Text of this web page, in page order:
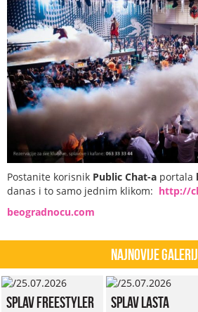
Postanite korisnik Public Chat-a portala
danas i to samo jednim klikom: http://
beogradnocu.com
Najnovije
Splav Freestyler Splav Lasta